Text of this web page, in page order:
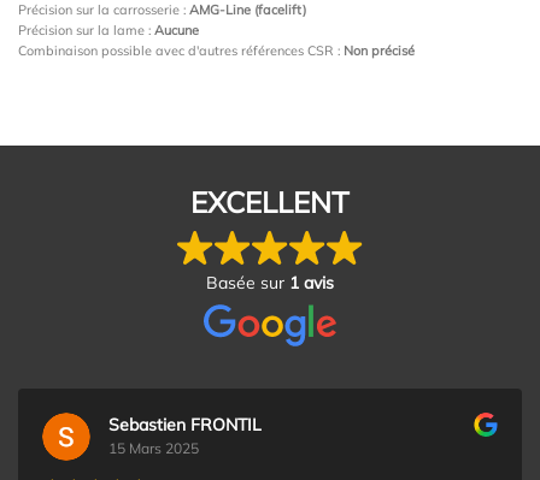
Précision sur la carrosserie : AMG-Line (facelift)
Précision sur la lame : Aucune
Combinaison possible avec d'autres références CSR : Non précisé
EXCELLENT
Basée sur 1 avis
Sebastien FRONTIL
15 Mars 2025